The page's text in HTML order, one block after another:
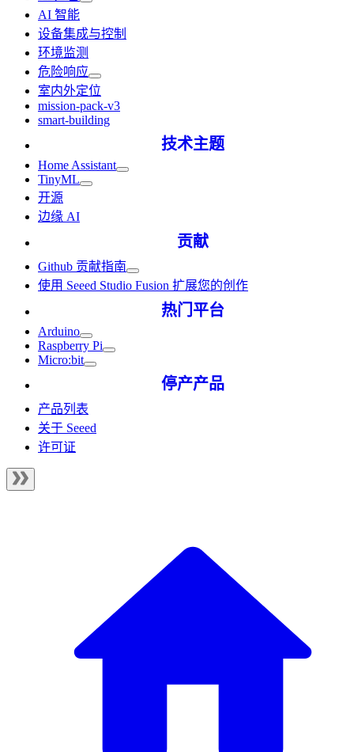
AI 智能
设备集成与控制
环境监测
危险响应
室内外定位
mission-pack-v3
smart-building
技术主题
Home Assistant
TinyML
开源
边缘 AI
贡献
Github 贡献指南
使用 Seeed Studio Fusion 扩展您的创作
热门平台
Arduino
Raspberry Pi
Micro:bit
停产产品
产品列表
关于 Seeed
许可证